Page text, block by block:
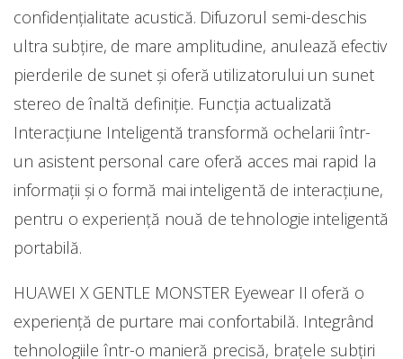
confidențialitate acustică. Difuzorul semi-deschis
ultra subțire, de mare amplitudine, anulează efectiv
pierderile de sunet și oferă utilizatorului un sunet
stereo de înaltă definiție. Funcția actualizată
Interacțiune Inteligentă transformă ochelarii într-
un asistent personal care oferă acces mai rapid la
informații și o formă mai inteligentă de interacțiune,
pentru o experiență nouă de tehnologie inteligentă
portabilă.
HUAWEI X GENTLE MONSTER Eyewear II oferă o
experiență de purtare mai confortabilă. Integrând
tehnologiile într-o manieră precisă, brațele subțiri